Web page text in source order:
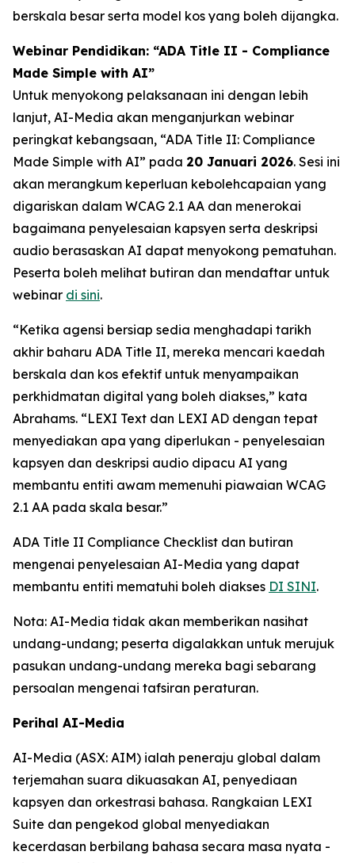
berskala besar serta model kos yang boleh dijangka.
Webinar Pendidikan: “ADA Title II - Compliance
Made Simple with AI”
Untuk menyokong pelaksanaan ini dengan lebih
lanjut, AI-Media akan menganjurkan webinar
peringkat kebangsaan, “ADA Title II: Compliance
Made Simple with AI” pada 20 Januari 2026. Sesi ini
akan merangkum keperluan kebolehcapaian yang
digariskan dalam WCAG 2.1 AA dan menerokai
bagaimana penyelesaian kapsyen serta deskripsi
audio berasaskan AI dapat menyokong pematuhan.
Peserta boleh melihat butiran dan mendaftar untuk
webinar di sini.
“Ketika agensi bersiap sedia menghadapi tarikh
akhir baharu ADA Title II, mereka mencari kaedah
berskala dan kos efektif untuk menyampaikan
perkhidmatan digital yang boleh diakses,” kata
Abrahams. “LEXI Text dan LEXI AD dengan tepat
menyediakan apa yang diperlukan - penyelesaian
kapsyen dan deskripsi audio dipacu AI yang
membantu entiti awam memenuhi piawaian WCAG
2.1 AA pada skala besar.”
ADA Title II Compliance Checklist dan butiran
mengenai penyelesaian AI-Media yang dapat
membantu entiti mematuhi boleh diakses DI SINI.
Nota: AI-Media tidak akan memberikan nasihat
undang-undang; peserta digalakkan untuk merujuk
pasukan undang-undang mereka bagi sebarang
persoalan mengenai tafsiran peraturan.
Perihal AI-Media
AI-Media (ASX: AIM) ialah peneraju global dalam
terjemahan suara dikuasakan AI, penyediaan
kapsyen dan orkestrasi bahasa. Rangkaian LEXI
Suite dan pengekod global menyediakan
kecerdasan berbilang bahasa secara masa nyata -